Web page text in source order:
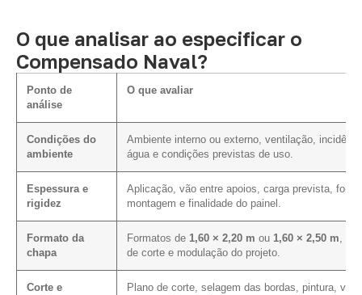
O que analisar ao especificar o
Compensado Naval?
Ponto de
análise
O que avaliar
Condições do
ambiente
Ambiente interno ou externo, ventilação,
água e condições previstas de uso.
Espessura e
rigidez
Aplicação, vão entre apoios, carga prevista,
montagem e finalidade do painel.
Formato da
chapa
Formatos de 1,60 × 2,20 m ou 1,60 × 2,50 m,
de corte e modulação do projeto.
Corte e
Plano de corte, selagem das bordas, pintura,